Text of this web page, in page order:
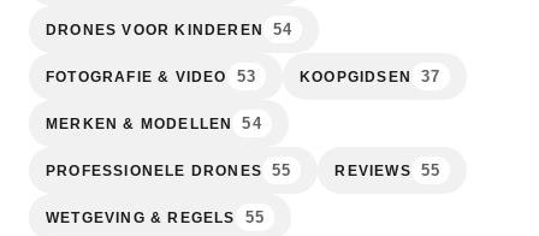
DRONES VOOR KINDEREN 54
FOTOGRAFIE & VIDEO 53 KOOPGIDSEN 37
MERKEN & MODELLEN 54
PROFESSIONELE DRONES 55 REVIEWS 55
WETGEVING & REGELS 55